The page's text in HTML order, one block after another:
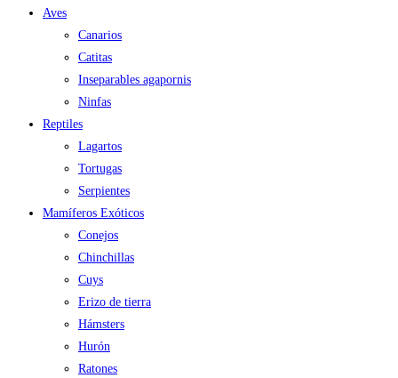
Aves
Canarios
Catitas
Inseparables agapornis
Ninfas
Reptiles
Lagartos
Tortugas
Serpientes
Mamíferos Exóticos
Conejos
Chinchillas
Cuys
Erizo de tierra
Hámsters
Hurón
Ratones